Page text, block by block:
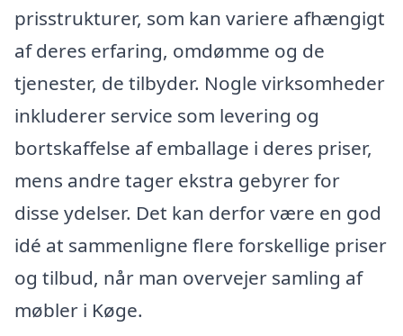
prisstrukturer, som kan variere afhængigt
af deres erfaring, omdømme og de
tjenester, de tilbyder. Nogle virksomheder
inkluderer service som levering og
bortskaffelse af emballage i deres priser,
mens andre tager ekstra gebyrer for
disse ydelser. Det kan derfor være en god
idé at sammenligne flere forskellige priser
og tilbud, når man overvejer samling af
møbler i Køge.